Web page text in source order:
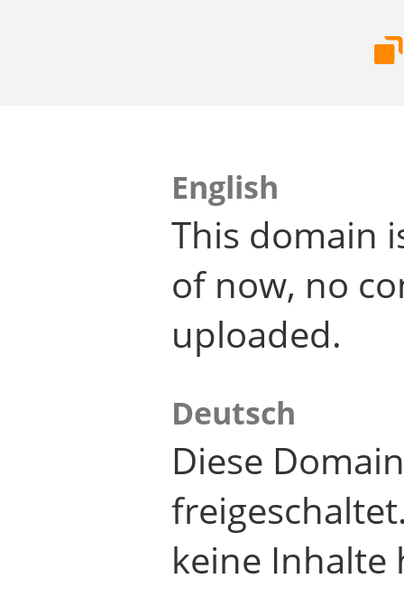
English
This domain
of now, no
uploaded.
Deutsch
Diese
keine Inhalte